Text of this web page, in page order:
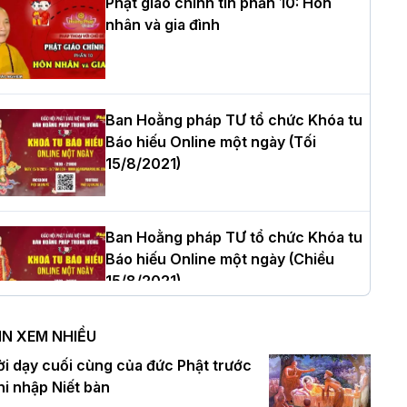
thượng Thích Quảng Tùng tái đắc
Trưởng BTS GHPGVN thành phố Hải
nhiệm kỳ 2026 – 2031
tọa Thích Tâm Chính được suy
tân Trưởng ban Trị sự GHPGVN tỉnh
Nội: Tăng Ni Trường hạ Bồ Đề trang
tác pháp Tiền an cư PL.2570 –
nhân và gia đình
Ban Hoằng pháp TƯ tổ chức Khóa tu
Báo hiếu Online một ngày (Tối
15/8/2021)
Ban Hoằng pháp TƯ tổ chức Khóa tu
Báo hiếu Online một ngày (Chiều
15/8/2021)
Ban Hoằng pháp TƯ tổ chức Khóa tu
Báo hiếu Online một ngày (Sáng
15/8/2021)
XEM NHIỀU
dạy cuối cùng của đức Phật trước
nhập Niết bàn